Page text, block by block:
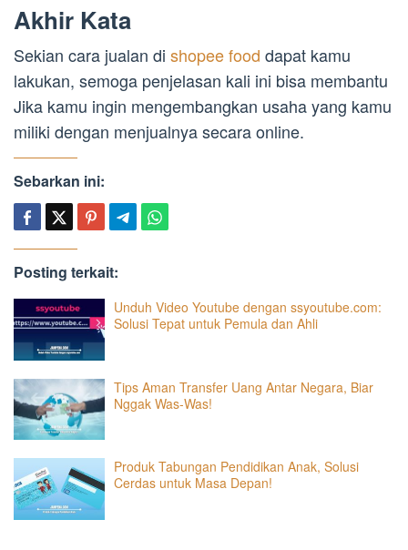
Akhir Kata
Sekian cara jualan di shopee food dapat kamu
lakukan, semoga penjelasan kali ini bisa membantu
Jika kamu ingin mengembangkan usaha yang kamu
miliki dengan menjualnya secara online.
Sebarkan ini:
Posting terkait:
Unduh Video Youtube dengan ssyoutube.com:
Solusi Tepat untuk Pemula dan Ahli
Tips Aman Transfer Uang Antar Negara, Biar
Nggak Was-Was!
Produk Tabungan Pendidikan Anak, Solusi
Cerdas untuk Masa Depan!